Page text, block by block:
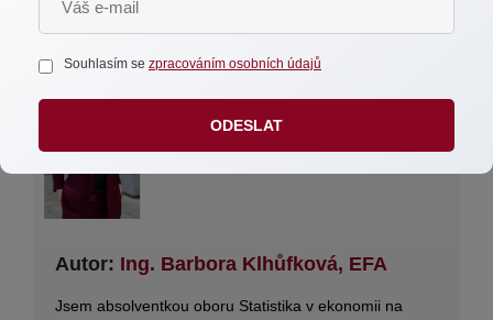
Autor: Ing. Barbora Klhůfková, EFA
Jsem absolventkou oboru Statistika v ekonomii na
Souhlasím se zpracováním osobních údajů
ODESLAT